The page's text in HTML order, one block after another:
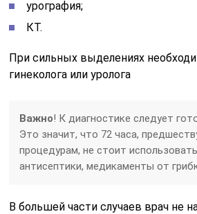
урография;
КТ.
При сильных выделениях
гинеколога или уролога
Важно! К диагностике следует
Это значит, что 72 часа,
процедурам, не стоит
антисептики, медикаменты от
В большей части случаев врач не